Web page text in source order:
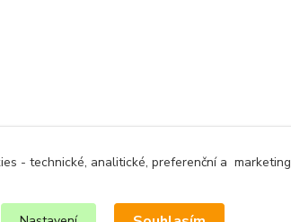
- technické, analitické, preferenční a